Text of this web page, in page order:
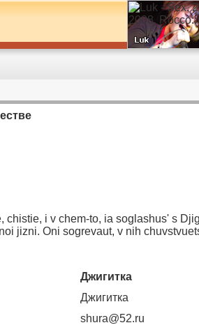
chistie, i v chem-to, ia soglashus' s
jizni. Oni sogrevaut, v nih
Джигитка
Джигитка
shura@52.ru